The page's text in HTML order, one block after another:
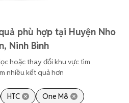
phù hợp tại Huyện Nho
Ninh Bình
hoặc thay đổi khu vực tìm
nhiều kết quả hơn
HTC One M8